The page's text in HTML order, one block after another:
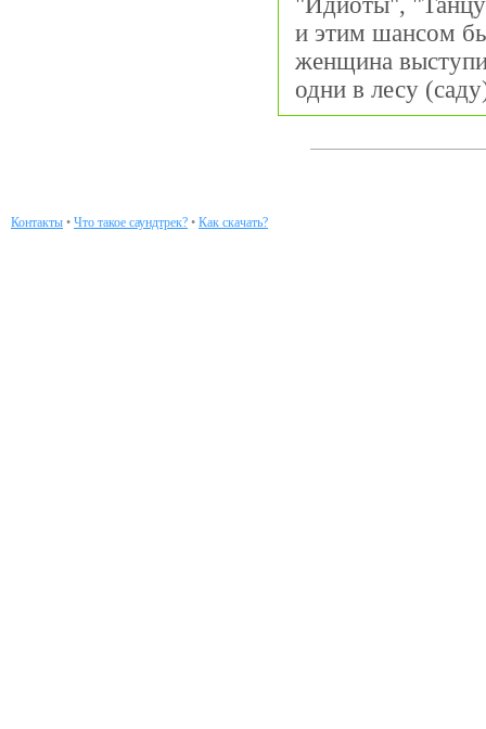
и этим шансом
женщина
одни в лесу
Контакты • Что такое саундтрек? • Как скачать?